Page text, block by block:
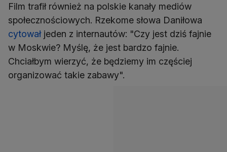
Film trafił również na polskie kanały mediów
społecznościowych. Rzekome słowa Daniłowa
cytowałjeden z internautów: "Czy jest dziś fajnie
w Moskwie? Myślę, że jest bardzo fajnie.
Chciałbym wierzyć, że będziemy im częściej
organizować takie zabawy".